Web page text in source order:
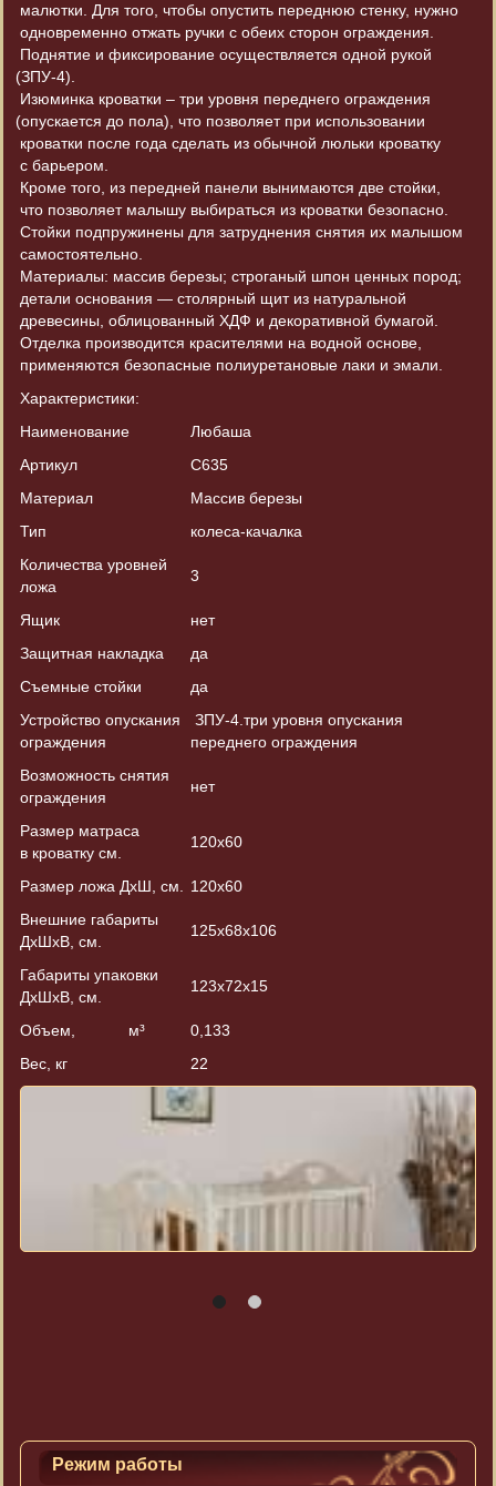
малютки. Для того, чтобы опустить переднюю стенку, нужно
одновременно отжать ручки с обеих сторон ограждения.
Поднятие и фиксирование осуществляется одной рукой
(ЗПУ-4).
Изюминка кроватки – три уровня переднего ограждения
(опускается до пола), что позволяет при использовании
кроватки после года сделать из обычной люльки кроватку
с барьером.
Кроме того, из передней панели вынимаются две стойки,
что позволяет малышу выбираться из кроватки безопасно.
Стойки подпружинены для затруднения снятия их малышом
самостоятельно.
Материалы: массив березы; строганый шпон ценных пород;
детали основания — столярный щит из натуральной
древесины, облицованный ХДФ и декоративной бумагой.
Отделка производится красителями на водной основе,
применяются безопасные полиуретановые лаки и эмали.
Характеристики:
Наименование
Любаша
Артикул
С635
Материал
Массив березы
Тип
колеса-качалка
Количества уровней
ложа
3
Ящик
нет
Защитная накладка
да
Съемные стойки
да
Устройство опускания
ограждения
ЗПУ-4.три уровня опускания
переднего ограждения
Возможность снятия
ограждения
нет
Размер матраса
в кроватку см.
120х60
Размер ложа ДхШ, см. 120х60
Внешние габариты
ДхШхВ, см.
125х68х106
Габариты упаковки
ДхШхВ, см.
123х72х15
Объем, м³
0,133
Вес, кг
22
Режим работы